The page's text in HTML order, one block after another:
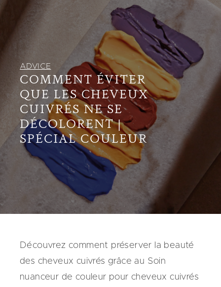
ADVICE
COMMENT ÉVITER
QUE LES CHEVEUX
CUIVRÉS NE SE
DÉCOLORENT |
SPÉCIAL COULEUR
Découvrez comment préserver la beauté
des cheveux cuivrés grâce au Soin
nuanceur de couleur pour cheveux cuivrés